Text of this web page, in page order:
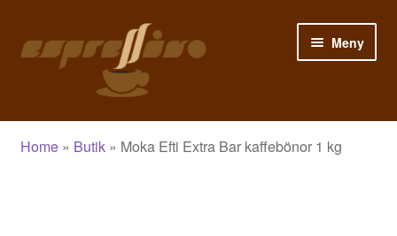
till
till
Meny
Hem
Home» Butik» Moka Efti Extra Bar kaffebönor 1 kg